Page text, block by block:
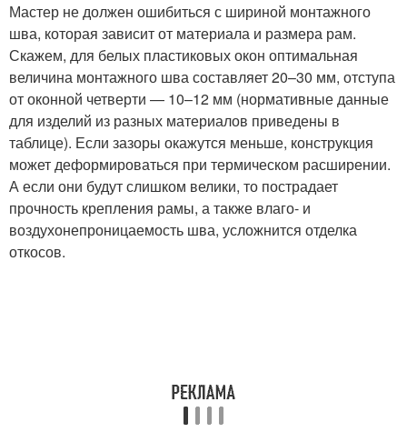
Мастер не должен ошибиться с шириной монтажного
шва, которая зависит от материала и размера рам.
Скажем, для белых пластиковых окон оптимальная
величина монтажного шва составляет 20–30 мм, отступа
от оконной четверти — 10–12 мм (нормативные данные
для изделий из разных материалов приведены в
таблице). Если зазоры окажутся меньше, конструкция
может деформироваться при термическом расширении.
А если они будут слишком велики, то пострадает
прочность крепления рамы, а также влаго- и
воздухонепроницаемость шва, усложнится отделка
откосов.